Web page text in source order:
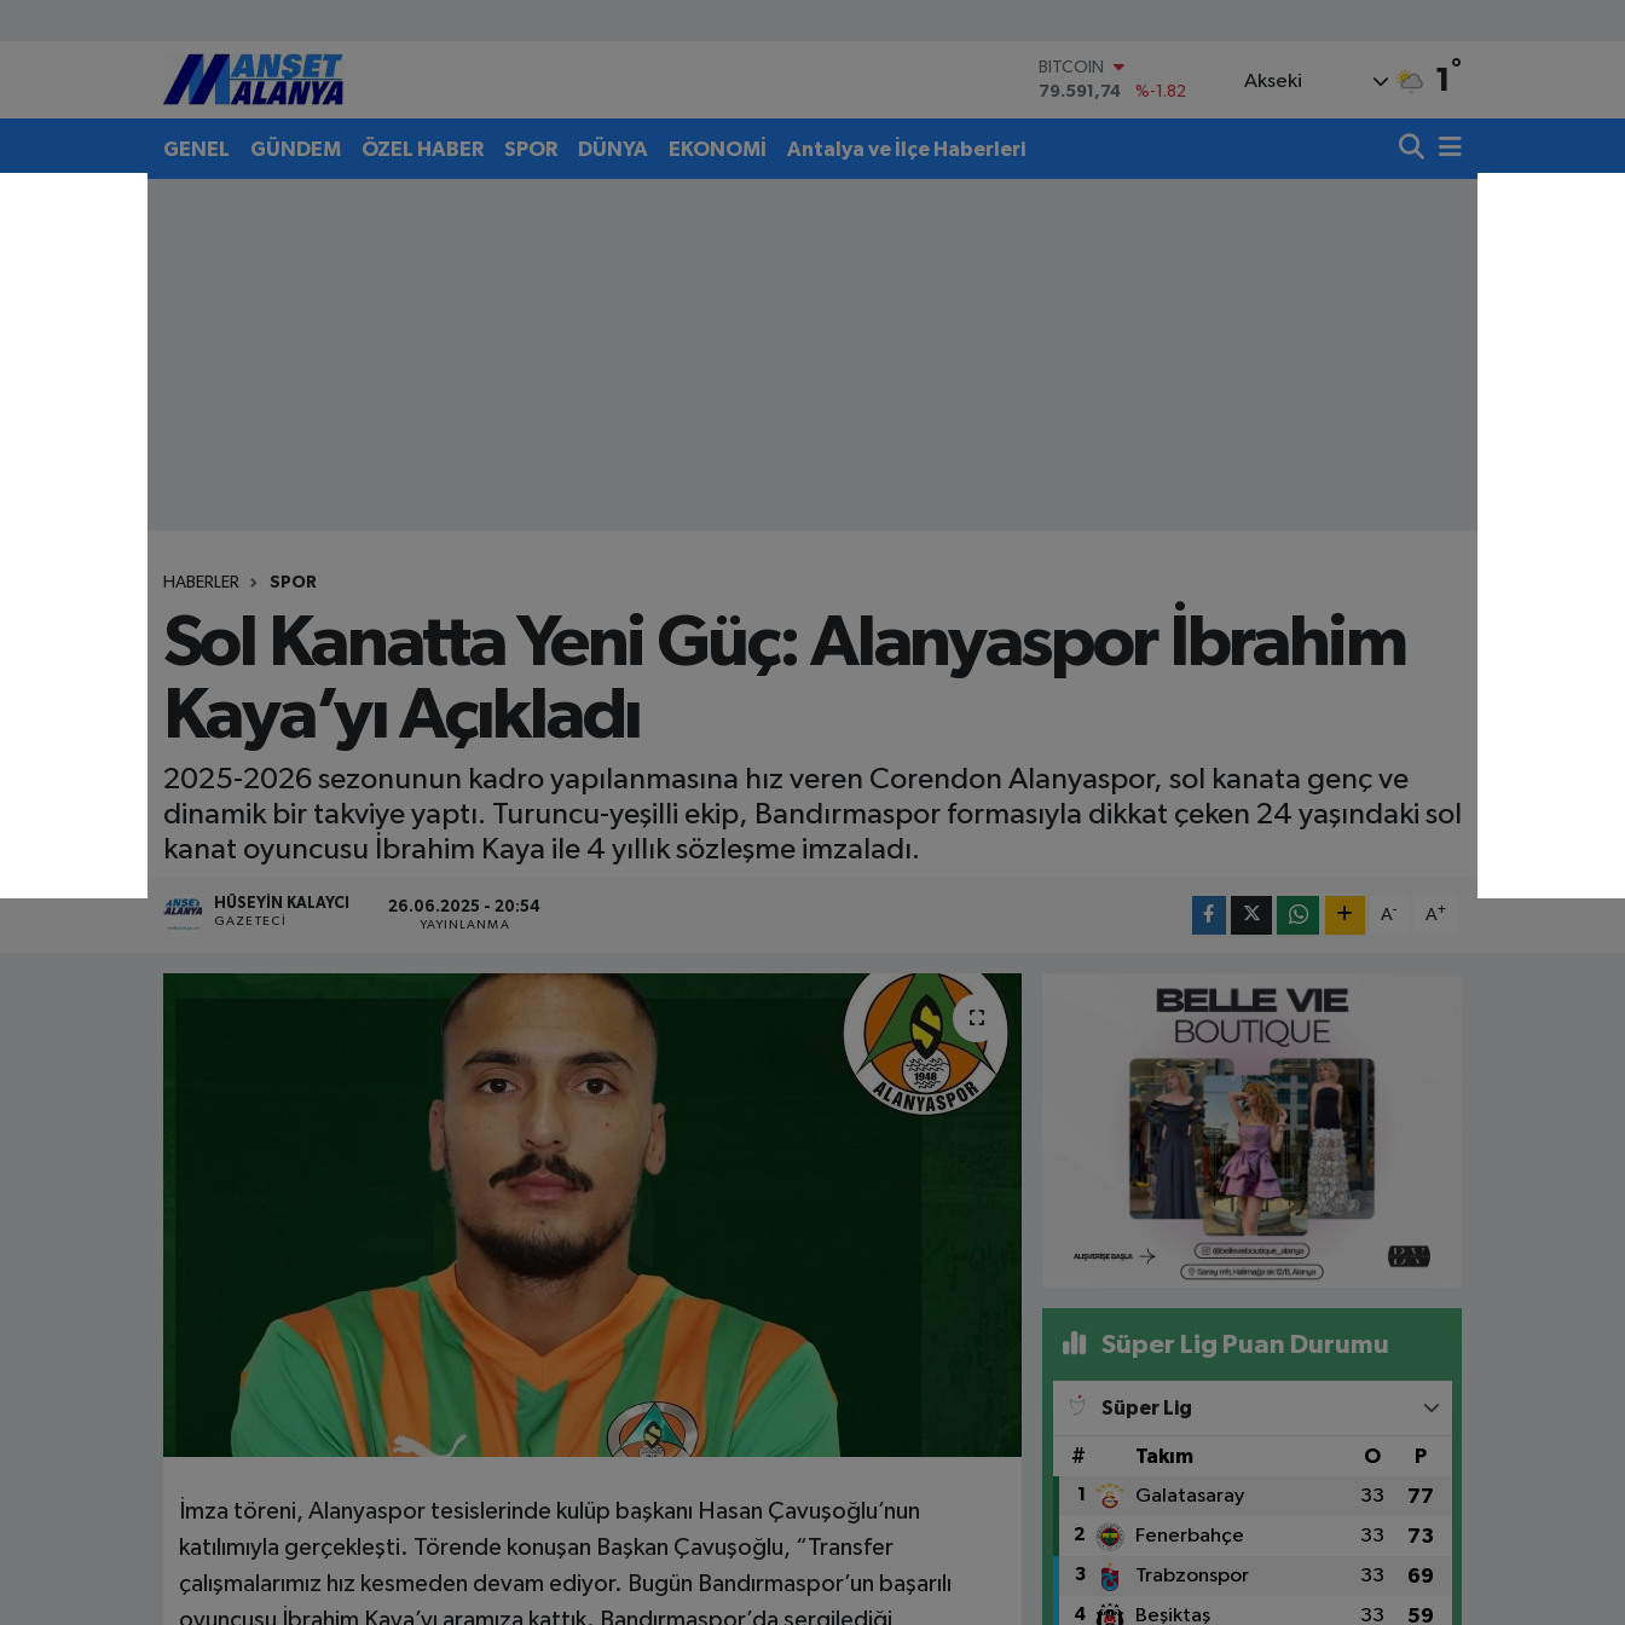
BITCOIN
79.591,74
%-1.82
DOLAR
Akseki 1 °
GENEL GÜNDEM ÖZEL HABER SPOR DÜNYA EKONOMİ Antalya ve İlçe Haberleri
HABERLER SPOR
Sol Kanatta Yeni Güç: Alanyaspor İbrahim
Kaya’yı Açıkladı
2025-2026 sezonunun kadro yapılanmasına hız veren Corendon Alanyaspor, sol kanata genç ve
dinamik bir takviye yaptı. Turuncu-yeşilli ekip, Bandırmaspor formasıyla dikkat çeken 24 yaşındaki sol
kanat oyuncusu İbrahim Kaya ile 4 yıllık sözleşme imzaladı.
HÜSEYIN KALAYCI
GAZETECI
26.06.2025 - 20:54
YAYINLANMA
A- A+
İmza töreni, Alanyaspor tesislerinde kulüp başkanı Hasan Çavuşoğlu’nun
katılımıyla gerçekleşti. Törende konuşan Başkan Çavuşoğlu, “Transfer
çalışmalarımız hız kesmeden devam ediyor. Bugün Bandırmaspor’un başarılı
oyuncusu İbrahim Kaya’yı aramıza kattık. Bandırmaspor’da sergilediği
Süper Lig Puan Durumu
Süper Lig
# Takım O P
1 Galatasaray 33 77
2 Fenerbahçe 33 73
3 Trabzonspor 33 69
4 Beşiktaş 33 59
Antalya Nöbetçi Eczaneler
Antalya Hava Durumu